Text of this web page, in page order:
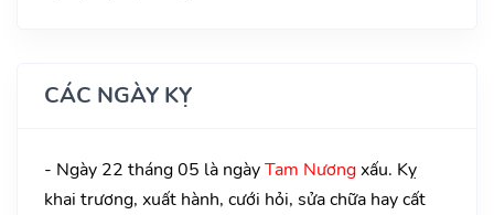
CÁC NGÀY KỴ
- Ngày 22 tháng 05 là ngàyTam Nươngxấu. Kỵ
khai trương, xuất hành, cưới hỏi, sửa chữa hay cất